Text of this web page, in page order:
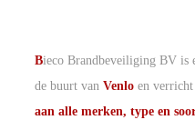
Bieco Brandbeveiliging BV is
de buurt van Venlo en
aan alle merken, type en